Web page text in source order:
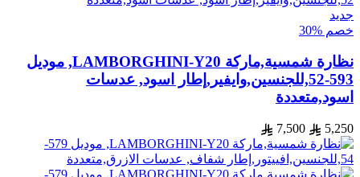
جديد
خصم %30
نظارة شمسية,ماركة LAMBORGHINI-Y20, موديل
593-52,للجنسين,وايفير,إطار اسود, عدسات
اسود,متعددة
5,250
7,500